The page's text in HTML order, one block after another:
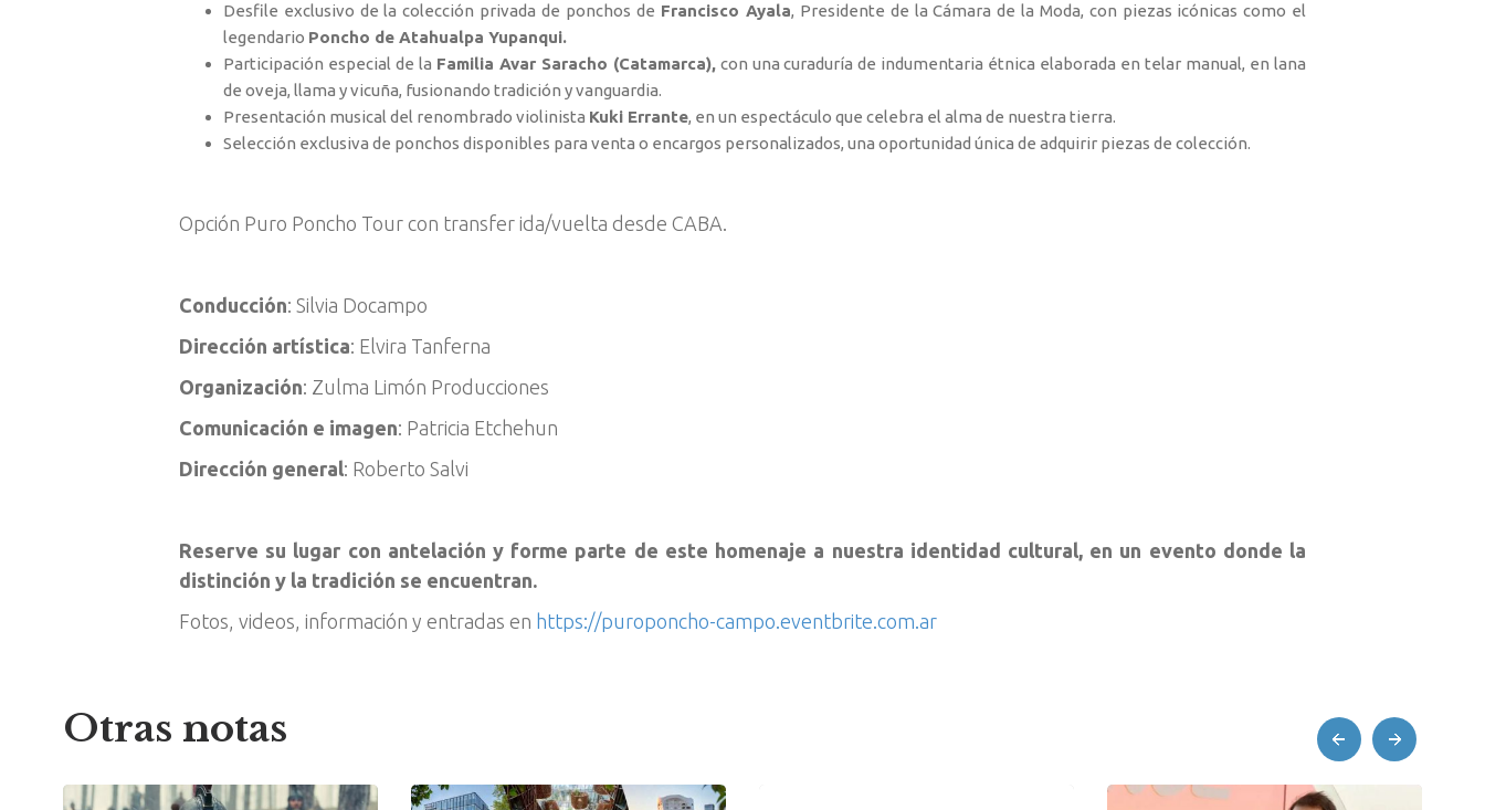
Desfile exclusivo de la colección privada de ponchos de Francisco Ayala, Presidente de la Cámara de la Moda, con piezas icónicas como el
legendario Poncho de Atahualpa Yupanqui.
Participación especial de la Familia Avar Saracho (Catamarca),con una curaduría de indumentaria étnica elaborada en telar manual, en lana
de oveja, llama y vicuña, fusionando tradición y vanguardia.
Presentación musical del renombrado violinista Kuki Errante, en un espectáculo que celebra el alma de nuestra tierra.
Selección exclusiva de ponchos disponibles para venta o encargos personalizados, una oportunidad única de adquirir piezas de colección.
Opción Puro Poncho Tour con transfer ida/vuelta desde CABA.
Conducción: Silvia Docampo
Dirección artística: Elvira Tanferna
Organización: Zulma Limón Producciones
Comunicación e imagen: Patricia Etchehun
Dirección general: Roberto Salvi
Reserve su lugar con antelación y forme parte de este homenaje a nuestra identidad cultural, en un evento donde la
distinción y la tradición se encuentran.
Fotos, videos, información y entradas en https://puroponcho-campo.eventbrite.com.ar
Otras notas prev next